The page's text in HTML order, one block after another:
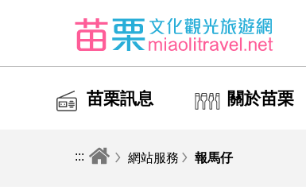
苗栗訊息 關於苗栗
::: 網站服務 報馬仔